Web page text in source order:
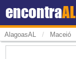
encontraAL
AlagoasAL / Maceió